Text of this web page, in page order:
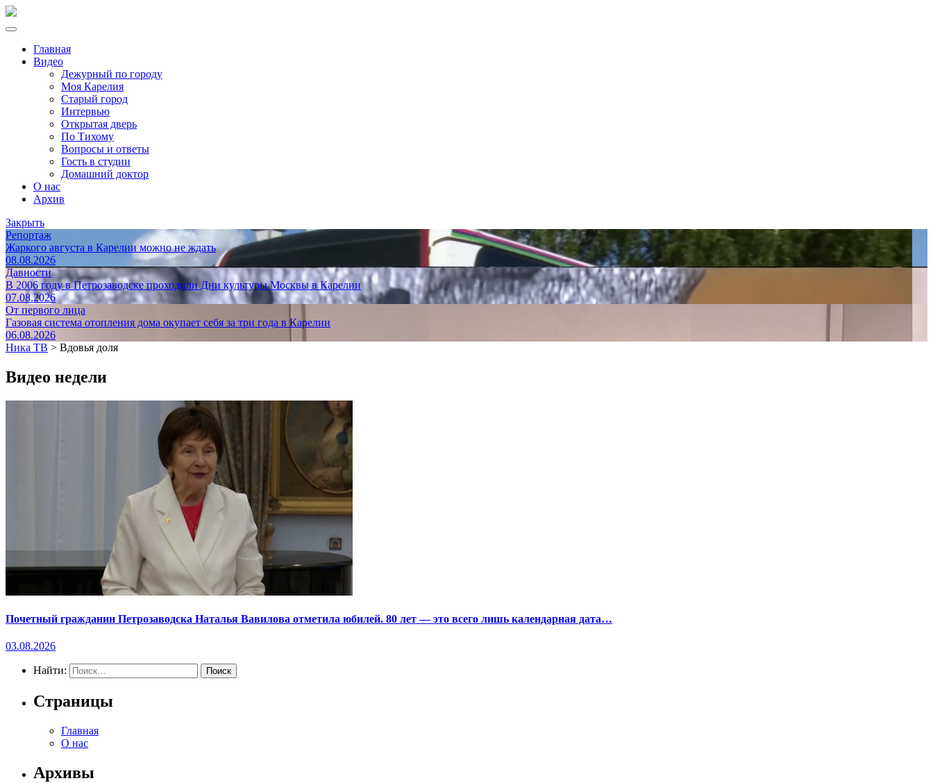
Главная
Видео
Дежурный по городу
Моя Карелия
Старый город
Интервью
Открытая дверь
По Тихому
Вопросы и ответы
Гость в студии
Домашний доктор
О нас
Архив
Закрыть
Репортаж
Жаркого августа в Карелии можно не ждать
08.08.2026
Давности
В 2006 году в Петрозаводске проходили Дни культуры Москвы в Карелии
07.08.2026
От первого лица
Газовая система отопления дома окупает себя за три года в Карелии
06.08.2026
Ника ТВ > Вдовья доля
Видео недели
Почетный гражданин Петрозаводска Наталья Вавилова отметила юбилей. 80 лет — это всего лишь календарная дата…
03.08.2026
Найти:
Страницы
Главная
О нас
Архивы